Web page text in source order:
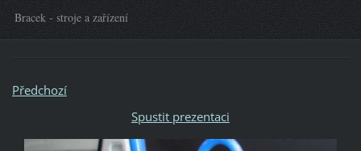
Bracek - stroje a zařízení
Předchozí
Spustit prezentaci